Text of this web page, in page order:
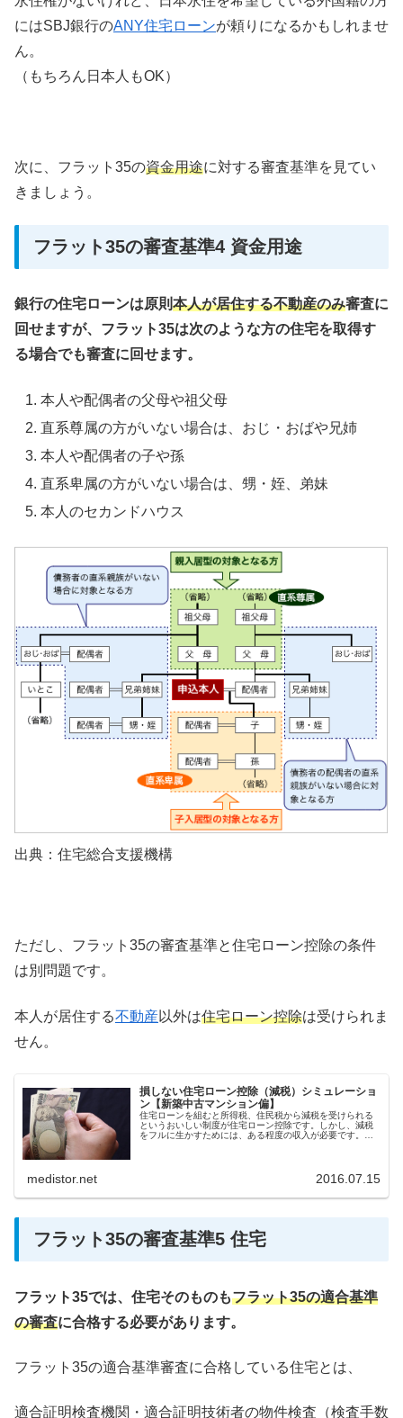
にはSBJ銀行のANY住宅ローンが頼りになるかもしれませ
ん。
（もちろん日本人もOK）
次に、フラット35の資金用途に対する審査基準を見てい
きましょう。
フラット35の審査基準4 資金用途
銀行の住宅ローンは原則本人が居住する不動産のみ審査に
回せますが、フラット35は次のような方の住宅を取得す
る場合でも審査に回せます。
本人や配偶者の父母や祖父母
直系尊属の方がいない場合は、おじ・おばや兄姉
本人や配偶者の子や孫
直系卑属の方がいない場合は、甥・姪、弟妹
本人のセカンドハウス
出典：住宅総合支援機構
ただし、フラット35の審査基準と住宅ローン控除の条件
は別問題です。
本人が居住する不動産以外は住宅ローン控除は受けられま
せん。
損しない住宅ローン控除（減税）シミュレーショ
ン【新築中古マンション偏】
住宅ローンを組むと所得税、住民税から減税を受けられる
というおいしい制度が住宅ローン控除です。しかし、減税
をフルに生かすためには、ある程度の収入が必要です。減
medistor.net 2016.07.15
フラット35の審査基準5 住宅
フラット35では、住宅そのものもフラット35の適合基準
の審査に合格する必要があります。
フラット35の適合基準審査に合格している住宅とは、
適合証明検査機関・適合証明技術者の物件検査（検査手数